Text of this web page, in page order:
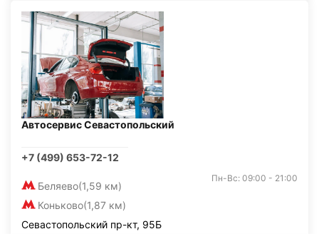
Автосервис Севастопольский
+7 (499) 653-72-12
Беляево(1,59 км)
Коньково(1,87 км)
Пн-Вс: 09:00 - 21:00
Севастопольский пр-кт, 95Б